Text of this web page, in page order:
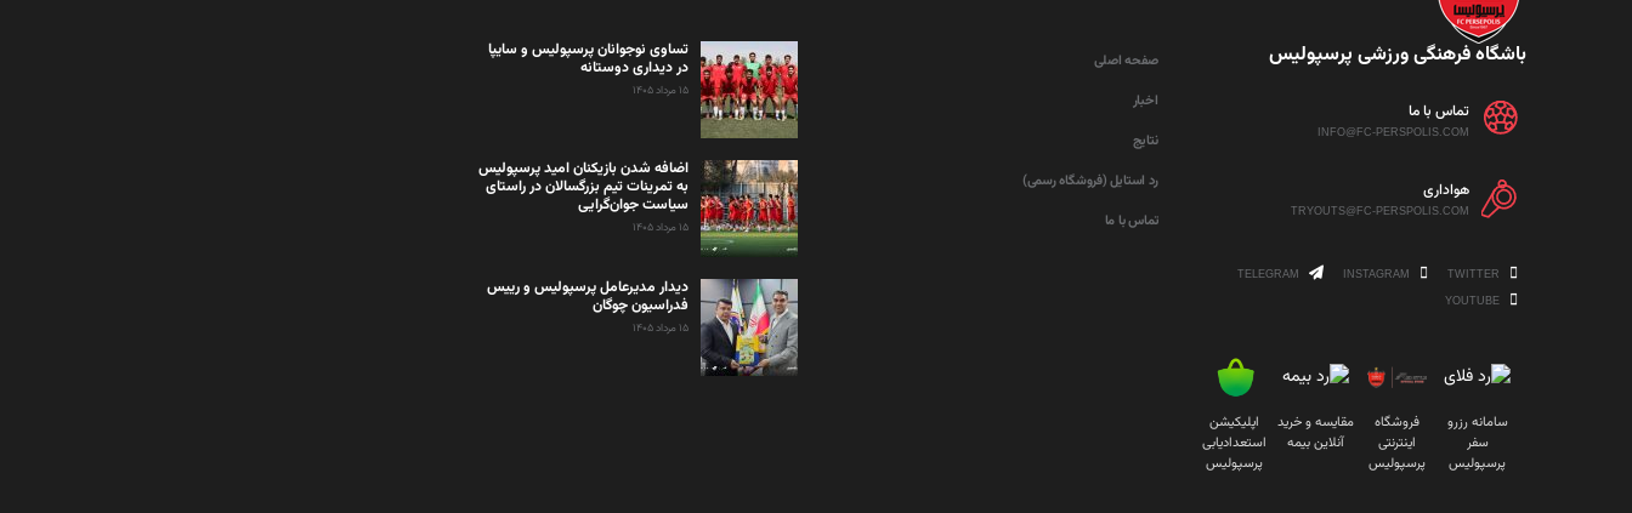
باشگاه فرهنگی ورزشی پرسپولیس
تماس با ما
INFO@FC-PERSPOLIS.COM
هواداری
TRYOUTS@FC-PERSPOLIS.COM
سامانه رزرو
سفر
پرسپولیس
فروشگاه
اینترنتی
پرسپولیس
مقایسه و خرید
آنلاین بیمه
اپلیکیشن
استعدادیابی
پرسپولیس
صفحه اصلی
اخبار
نتایج
رد استایل (فروشگاه رسمی)
تماس با ما
تساوی نوجوانان پرسپولیس و سایپا
در دیداری دوستانه
۱۵ مرداد ۱۴۰۵
اضافه شدن بازیکنان امید پرسپولیس
به تمرینات تیم بزرگسالان در راستای
سیاست جوان‌گرایی
۱۵ مرداد ۱۴۰۵
دیدار مدیرعامل پرسپولیس و رییس
فدراسیون چوگان
۱۵ مرداد ۱۴۰۵